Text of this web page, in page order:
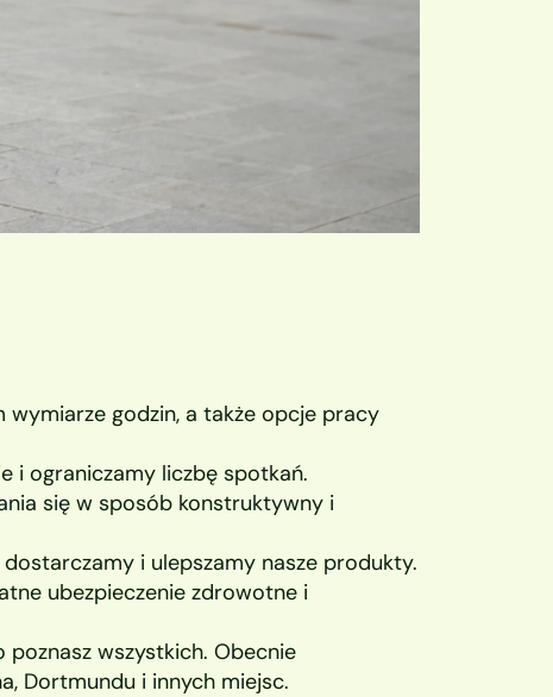
wymiarze godzin, a także opcje pracy
i ograniczamy liczbę spotkań.
się w sposób konstruktywny i
i ulepszamy nasze produkty.
ubezpieczenie zdrowotne i
poznasz wszystkich. Obecnie
Dortmundu i innych miejsc.